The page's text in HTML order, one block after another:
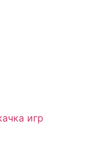
игр